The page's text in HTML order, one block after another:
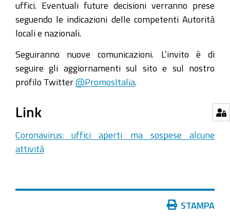
uffici. Eventuali future decisioni verranno prese
seguendo le indicazioni delle competenti Autorità
locali e nazionali.
Seguiranno nuove comunicazioni. L’invito è di
seguire gli aggiornamenti sul sito e sul nostro
profilo Twitter @PromosItalia
Link
Coronavirus: uffici aperti ma sospese alcune
attività
STAMPA